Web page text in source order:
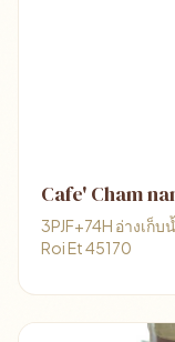
Cafe' Cham
3PJF+74H อ่างเก็
Roi Et 45170